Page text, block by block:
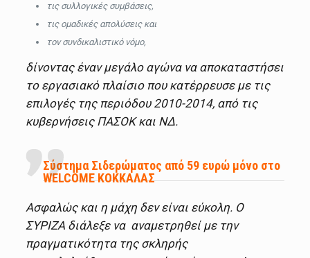
τις συλλογικές συμβάσεις,
τις ομαδικές απολύσεις και
τον συνδικαλιστικό νόμο,
δίνοντας έναν μεγάλο αγώνα να αποκαταστήσει
το εργασιακό πλαίσιο που κατέρρευσε με τις
επιλογές της περιόδου 2010-2014, από τις
κυβερνήσεις ΠΑΣΟΚ και ΝΔ.
Σύστημα Σιδερώματος από 59 ευρώ μόνο στο
WELCOME ΚΟΚΚΑΛΑΣ
Ασφαλώς και η μάχη δεν είναι εύκολη. Ο
ΣΥΡΙΖΑ διάλεξε να αναμετρηθεί με την
πραγματικότητα της σκληρής